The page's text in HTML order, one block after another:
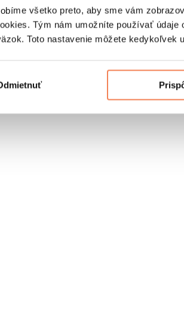
všetko preto, aby sme vám
Tým nám umožníte používať údaje
Toto nastavenie môžete kedykoľvek